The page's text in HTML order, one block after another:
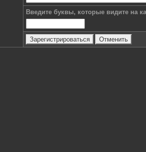
Введите буквы, которые видите на